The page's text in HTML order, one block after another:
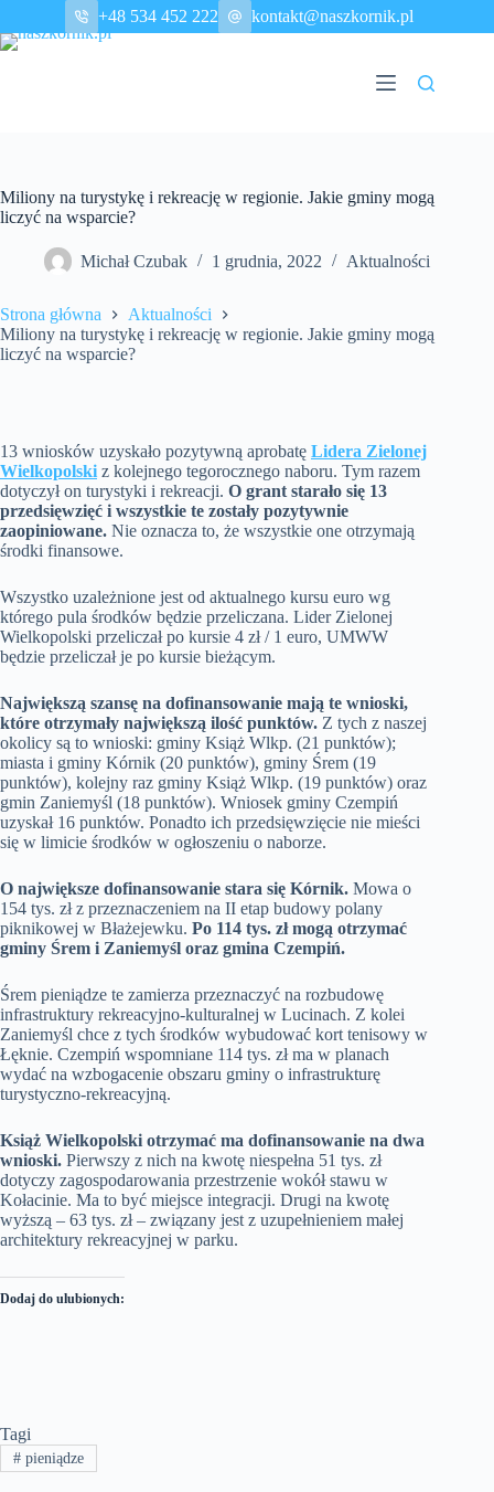
treści
+48 534 452 222 kontakt@naszkornik.pl
Miliony na turystykę i rekreację w regionie. Jakie gminy mogą
liczyć na wsparcie?
Michał Czubak 1 grudnia, 2022 Aktualności
Strona główna
Aktualności
Miliony na turystykę i rekreację w regionie. Jakie gminy mogą
liczyć na wsparcie?
13 wniosków uzyskało pozytywną aprobatę Lidera Zielonej
Wielkopolski z kolejnego tegorocznego naboru. Tym razem
dotyczył on turystyki i rekreacji. O grant starało się 13
przedsięwzięć i wszystkie te zostały pozytywnie
zaopiniowane. Nie oznacza to, że wszystkie one otrzymają
środki finansowe.
Wszystko uzależnione jest od aktualnego kursu euro wg
którego pula środków będzie przeliczana. Lider Zielonej
Wielkopolski przeliczał po kursie 4 zł / 1 euro, UMWW
będzie przeliczał je po kursie bieżącym.
Największą szansę na dofinansowanie mają te wnioski,
które otrzymały największą ilość punktów. Z tych z naszej
okolicy są to wnioski: gminy Książ Wlkp. (21 punktów);
miasta i gminy Kórnik (20 punktów), gminy Śrem (19
punktów), kolejny raz gminy Książ Wlkp. (19 punktów) oraz
gmin Zaniemyśl (18 punktów). Wniosek gminy Czempiń
uzyskał 16 punktów. Ponadto ich przedsięwzięcie nie mieści
się w limicie środków w ogłoszeniu o naborze.
O największe dofinansowanie stara się Kórnik. Mowa o
154 tys. zł z przeznaczeniem na II etap budowy polany
piknikowej w Błażejewku. Po 114 tys. zł mogą otrzymać
gminy Śrem i Zaniemyśl oraz gmina Czempiń.
Śrem pieniądze te zamierza przeznaczyć na rozbudowę
infrastruktury rekreacyjno-kulturalnej w Lucinach. Z kolei
Zaniemyśl chce z tych środków wybudować kort tenisowy w
Łęknie. Czempiń wspomniane 114 tys. zł ma w planach
wydać na wzbogacenie obszaru gminy o infrastrukturę
turystyczno-rekreacyjną.
Książ Wielkopolski otrzymać ma dofinansowanie na dwa
wnioski. Pierwszy z nich na kwotę niespełna 51 tys. zł
dotyczy zagospodarowania przestrzenie wokół stawu w
Kołacinie. Ma to być miejsce integracji. Drugi na kwotę
wyższą – 63 tys. zł – związany jest z uzupełnieniem małej
architektury rekreacyjnej w parku.
Dodaj do ulubionych:
Tagi
#pieniądze